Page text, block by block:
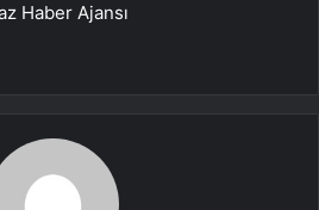
Haber Ajansı